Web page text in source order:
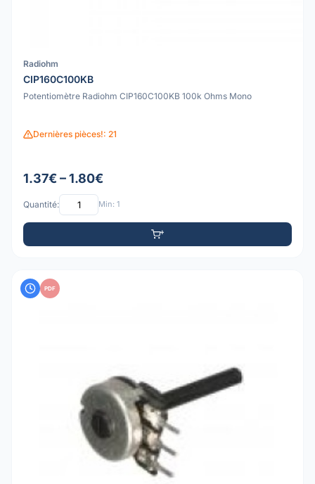
Radiohm
CIP160C100KB
Potentiomètre Radiohm CIP160C100KB 100k Ohms Mono
Dernières pièces!: 21
1.37€ – 1.80€
Quantité: Min: 1
PDF